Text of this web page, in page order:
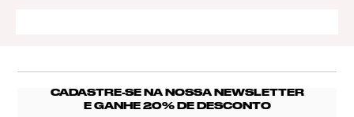
CADASTRE-SE NA NOSSA NEWSLETTER
E GANHE 20% DE DESCONTO